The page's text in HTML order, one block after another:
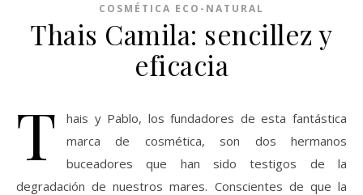
COSMÉTICA ECO-NATURAL
Thais Camila: sencillez y
eficacia
T
hais y Pablo, los fundadores de esta fantástica
marca de cosmética, son dos hermanos
buceadores que han sido testigos de la
degradación de nuestros mares. Conscientes de que la